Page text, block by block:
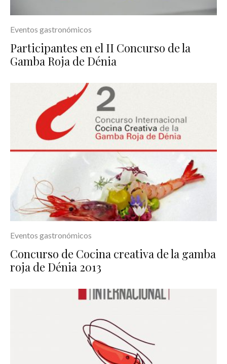
Eventos gastronómicos
Participantes en el II Concurso de la
Gamba Roja de Dénia
Eventos gastronómicos
Concurso de Cocina creativa de la gamba
roja de Dénia 2013